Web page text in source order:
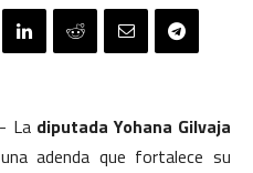
La diputada Yohana Gilvaja
adenda que fortalece su